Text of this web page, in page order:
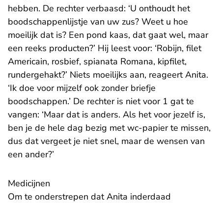
hebben. De rechter verbaasd: ‘U onthoudt het
boodschappenlijstje van uw zus? Weet u hoe
moeilijk dat is? Een pond kaas, dat gaat wel, maar
een reeks producten?’ Hij leest voor: ‘Robijn, filet
Americain, rosbief, spianata Romana, kipfilet,
rundergehakt?’ Niets moeilijks aan, reageert Anita.
‘Ik doe voor mijzelf ook zonder briefje
boodschappen.’ De rechter is niet voor 1 gat te
vangen: ‘Maar dat is anders. Als het voor jezelf is,
ben je de hele dag bezig met wc-papier te missen,
dus dat vergeet je niet snel, maar de wensen van
een ander?’
Medicijnen
Om te onderstrepen dat Anita inderdaad